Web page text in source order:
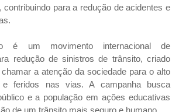
contribuindo para a redução de acidentes e
é um movimento internacional de
redução de sinistros de trânsito, criado
a atenção da sociedade para o alto
feridos nas vias. A campanha busca
e a população em ações educativas
de um trânsito mais seguro e humano.